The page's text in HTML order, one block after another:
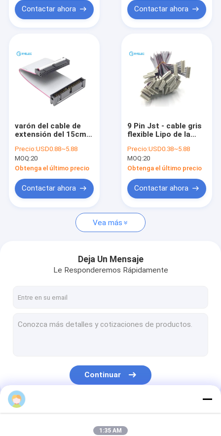
cable de datos USB
Antenas
Contactar ahora Contactar ahora
varón del cable de
extensión del 15cm
cinta del Pin Ide de la
hembra 40 para Pata
Hdd
Precio:USD0.88~5.88
MOQ:20
Obtenga el último precio
Contactar ahora
9 Pin Jst - cable gris
flexible Lipo de la
m del cargador plano
de la extensión a
estañado
Precio:USD0.38~5.88
MOQ:20
Obtenga el último precio
Contactar ahora
Vea más
Deja Un Mensaje
Le Responderemos Rápidamente
Continuar
Nuestras Categorías
1:35 AM